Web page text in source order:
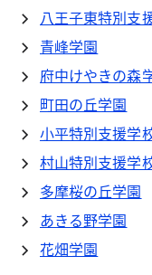
八王子東特別支
青峰学園
府中けやきの森
町田の丘学園
小平特別支援学
村山特別支援学
多摩桜の丘学園
あきる野学園
花畑学園